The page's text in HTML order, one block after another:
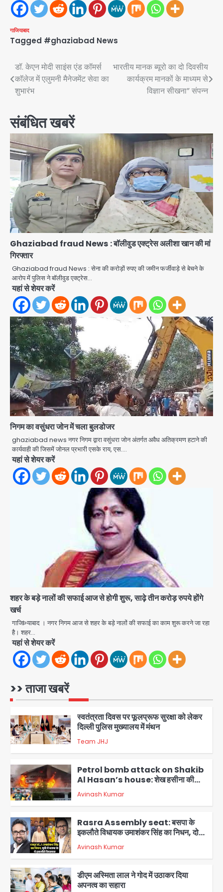
गाजियाबाद
Tagged #ghaziabad News
Post
navigation
डॉ. केएन मोदी साइंस एंड कॉमर्स
कॉलेज में एलुमनी मैनेजमेंट सेवा का
शुभारंभ
भारतीय मानक ब्यूरो का दो दिवसीय
कार्यक्रम मानकों के माध्यम से
विज्ञान सीखना” संपन्न
संबंधित खबरें
Ghaziabad fraud News : बॉलीवुड एक्ट्रेस अलीशा खान की मां
गिरफ्तार
Ghaziabad fraud News : सेना की करोड़ों रुपए की जमीन फर्जीवाड़े से बेचने के
आरोप में पुलिस ने बॉलीवुड एक्ट्रेस…
यहां से शेयर करें
निगम का वसुंधरा जोन में चला बुलडोजर
ghaziabad news नगर निगम द्वारा वसुंधरा जोन अंतर्गत अवैध अतिक्रमण हटाने की
कार्यवाही की जिसमें जोनल प्रभारी एसके राय, एस.…
यहां से शेयर करें
शहर के बड़े नालों की सफाई आज से होगी शुरू, साढ़े तीन करोड़ रुपये होंगे
खर्च
गाजिÞयाबाद । नगर निगम आज से शहर के बड़े नालों की सफाई का काम शुरू करने जा रहा
है। शहर…
यहां से शेयर करें
>> ताजा खबरें
स्वतंत्रता दिवस पर फूलप्रूफ सुरक्षा को लेकर
दिल्ली पुलिस मुख्यालय में मंथन
Petrol bomb attack on Shakib
Al Hasan’s house: शेख हसीना की
वर्चुअल प्रेस कॉन्फ्रेंस में जुड़ने पर भड़का
गुस्सा, शाकिब अल हसन के मगुरा स्थित घर पर
पेट्रोल बम से हमला
Avinash Kumar
Rasra Assembly seat: बसपा के
इकलौते विधायक उमाशंकर सिंह का निधन, दो
साल से कैंसर से जूझ रहे थे
Avinash Kumar
5
डीएम अस्मिता लाल ने गोद में उठाकर दिया
अपनत्व का सहारा
Team JHJ
1
आॅपरेशन विस्टा 1.0: वीजा शर्तों का उल्लंघन
करने वाले 11 बांग्लादेशी नागरिक सेंट्रल जिला
पुलिस के हत्थे चढ़े
2
स्वतंत्रता दिवस पर फूलप्रूफ सुरक्षा को लेकर
दिल्ली पुलिस मुख्यालय में मंथन
Team JHJ
3
Petrol bomb attack on Shakib
Al Hasan’s house: शेख हसीना की
वर्चुअल प्रेस कॉन्फ्रेंस में जुड़ने पर भड़का
गुस्सा, शाकिब अल हसन के मगुरा स्थित घर पर
पेट्रोल बम से हमला
Avinash Kumar
4
Rasra Assembly seat: बसपा के
इकलौते विधायक उमाशंकर सिंह का निधन, दो
साल से कैंसर से जूझ रहे थे
Avinash Kumar
डीएम अस्मिता लाल ने गोद में उठाकर दिया
अपनत्व का सहारा
Team JHJ